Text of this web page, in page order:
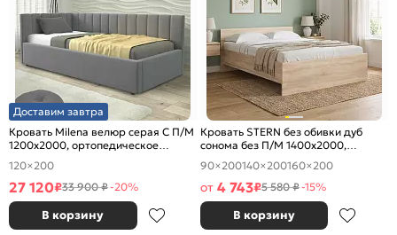
Доставим завтра
Кровать Milena велюр серая С П/М
1200x2000, ортопедическое
основание, изголовье мягкое
120×200
27 120₽33 900 ₽-20%
В корзину
Кровать STERN без обивки дуб
сонома без П/М 1400x2000,
изголовье жесткое
90×200140×200160×200
от 4 743₽5 580 ₽-15%
В корзину